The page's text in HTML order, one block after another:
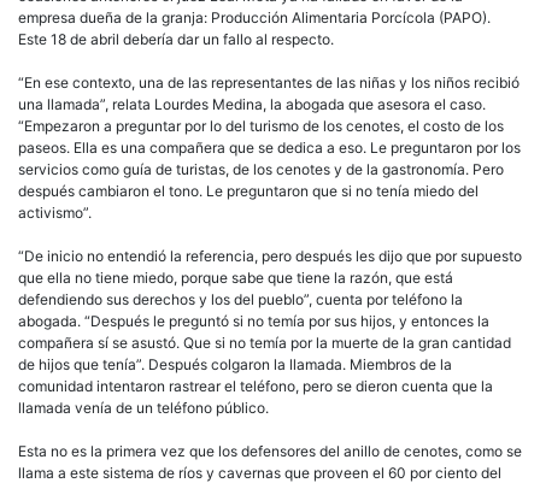
empresa dueña de la granja: Producción Alimentaria Porcícola (PAPO).
Este 18 de abril debería dar un fallo al respecto.
“En ese contexto, una de las representantes de las niñas y los niños recibió
una llamada”, relata Lourdes Medina, la abogada que asesora el caso.
“Empezaron a preguntar por lo del turismo de los cenotes, el costo de los
paseos. Ella es una compañera que se dedica a eso. Le preguntaron por los
servicios como guía de turistas, de los cenotes y de la gastronomía. Pero
después cambiaron el tono. Le preguntaron que si no tenía miedo del
activismo”.
“De inicio no entendió la referencia, pero después les dijo que por supuesto
que ella no tiene miedo, porque sabe que tiene la razón, que está
defendiendo sus derechos y los del pueblo”, cuenta por teléfono la
abogada. “Después le preguntó si no temía por sus hijos, y entonces la
compañera sí se asustó. Que si no temía por la muerte de la gran cantidad
de hijos que tenía”. Después colgaron la llamada. Miembros de la
comunidad intentaron rastrear el teléfono, pero se dieron cuenta que la
llamada venía de un teléfono público.
Esta no es la primera vez que los defensores del anillo de cenotes, como se
llama a este sistema de ríos y cavernas que proveen el 60 por ciento del